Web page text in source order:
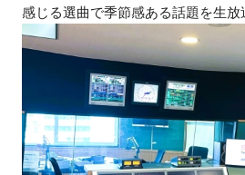
感じる選曲で季節感ある話題を生放